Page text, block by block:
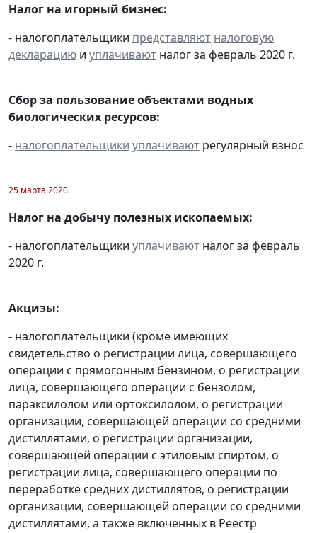
Налог на игорный бизнес:
- налогоплательщики представляют налоговую
декларацию и уплачивают налог за февраль 2020 г.
Сбор за пользование объектами водных
биологических ресурсов:
- налогоплательщики уплачивают регулярный взнос
25 марта 2020
Налог на добычу полезных ископаемых:
- налогоплательщики уплачивают налог за февраль
2020 г.
Акцизы:
- налогоплательщики (кроме имеющих
свидетельство о регистрации лица, совершающего
операции с прямогонным бензином, о регистрации
лица, совершающего операции с бензолом,
параксилолом или ортоксилолом, о регистрации
организации, совершающей операции со средними
дистиллятами, о регистрации организации,
совершающей операции с этиловым спиртом, о
регистрации лица, совершающего операции по
переработке средних дистиллятов, о регистрации
организации, совершающей операции со средними
дистиллятами, а также включенных в Реестр